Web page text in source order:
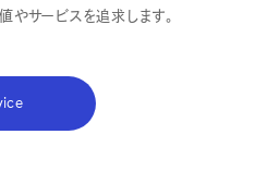
やサービスを追求します。